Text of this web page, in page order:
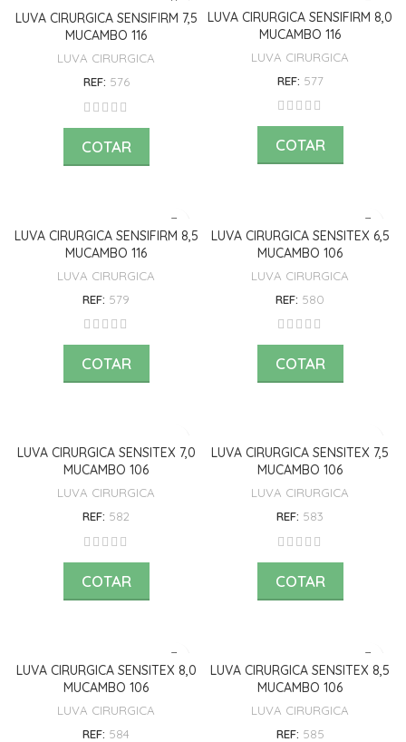
LUVA CIRURGICA SENSIFIRM 7,5
MUCAMBO 116
LUVA CIRURGICA
REF: 576
COTAR
LUVA CIRURGICA SENSIFIRM 8,0
MUCAMBO 116
LUVA CIRURGICA
REF: 577
COTAR
LUVA CIRURGICA SENSIFIRM 8,5
MUCAMBO 116
LUVA CIRURGICA
REF: 579
COTAR
LUVA CIRURGICA SENSITEX 6,5
MUCAMBO 106
LUVA CIRURGICA
REF: 580
COTAR
LUVA CIRURGICA SENSITEX 7,0
MUCAMBO 106
LUVA CIRURGICA
REF: 582
COTAR
LUVA CIRURGICA SENSITEX 7,5
MUCAMBO 106
LUVA CIRURGICA
REF: 583
COTAR
LUVA CIRURGICA SENSITEX 8,0
MUCAMBO 106
LUVA CIRURGICA
REF: 584
LUVA CIRURGICA SENSITEX 8,5
MUCAMBO 106
LUVA CIRURGICA
REF: 585